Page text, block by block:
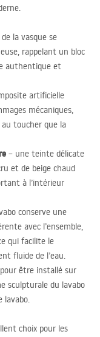
la vasque se
rappelant un bloc
authentique et
artificielle
mécaniques,
toucher que la
– une teinte délicate
et de beige chaud
à l’intérieur
conserve une
avec l’ensemble,
qui facilite le
fluide de l’eau.
être installé sur
sculpturale du lavabo
lavabo.
choix pour les